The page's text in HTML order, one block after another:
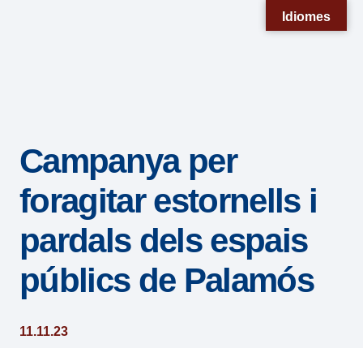
sistema
accesibilidad.
Campanya per
foragitar estornells i
pardals dels espais
públics de Palamós
11.11.23
Idiomes